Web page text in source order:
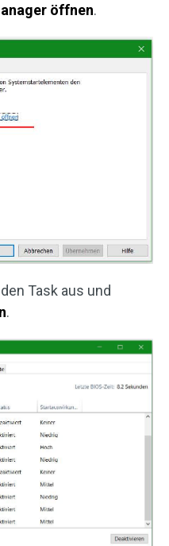
öffnen.
Task aus und
.